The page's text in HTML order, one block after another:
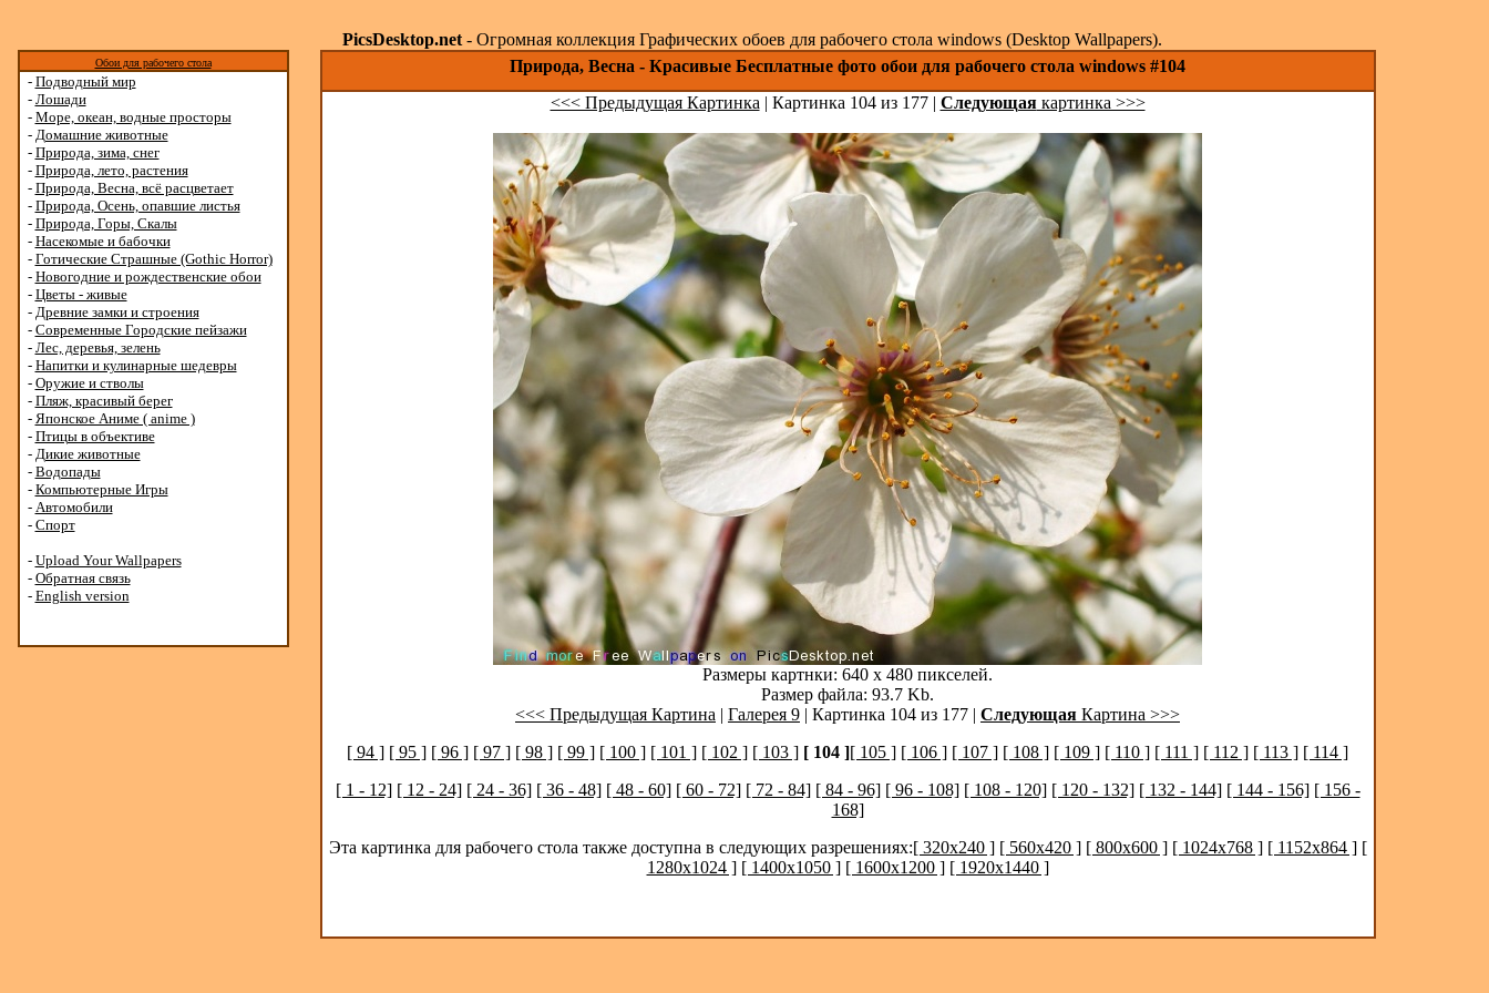
PicsDesktop.net- Огромная коллекция Графических обоев для рабочего стола windows (Desktop Wallpapers).
Обои для рабочего стола
- Подводный мир
- Лошади
- Море, океан, водные просторы
- Домашние животные
- Природа, зима, снег
- Природа, лето, растения
- Природа, Весна, всё расцветает
- Природа, Осень, опавшие листья
- Природа, Горы, Скалы
- Насекомые и бабочки
- Готические Страшные (Gothic Horror)
- Новогодние и рождественские обои
- Цветы - живые
- Древние замки и строения
- Современные Городские пейзажи
- Лес, деревья, зелень
- Напитки и кулинарные шедевры
- Оружие и стволы
- Пляж, красивый берег
- Японское Аниме ( anime )
- Птицы в объективе
- Дикие животные
- Водопады
- Компьютерные Игры
- Автомобили
- Спорт
- Upload Your Wallpapers
- Обратная связь
- English version
Природа, Весна - Красивые Бесплатные фото обои для рабочего стола windows #104
<<< Предыдущая Картинка | Картинка 104 из 177 | Следующаякартинка >>>
Размеры картнки: 640 x 480 пикселей.
Размер файла: 93.7 Kb.
<<< Предыдущая Картина | Галерея 9 | Картинка 104 из 177 | Следующая Картина >>>
[ 94 ] [ 95 ] [ 96 ] [ 97 ] [ 98 ] [ 99 ] [ 100 ] [ 101 ] [ 102 ] [ 103 ] [ 104 ][ 105 ] [ 106 ] [ 107 ] [ 108 ] [ 109 ] [ 110 ] [ 111 ] [ 112 ] [ 113 ] [ 114 ]
[ 1 - 12] [ 12 - 24] [ 24 - 36] [ 36 - 48] [ 48 - 60] [ 60 - 72] [ 72 - 84] [ 84 - 96] [ 96 - 108] [ 108 - 120] [ 120 - 132] [ 132 - 144] [ 144 - 156] [ 156 -
168]
Эта картинка для рабочего стола также доступна в следующих разрешениях:[ 320x240 ] [ 560x420 ] [ 800x600 ] [ 1024x768 ] [ 1152x864 ] [
1280x1024 ] [ 1400x1050 ] [ 1600x1200 ] [ 1920x1440 ]